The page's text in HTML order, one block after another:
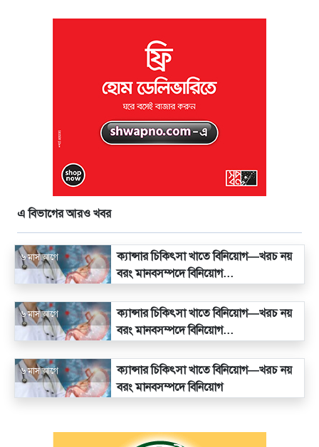
এ বিভাগের আরও খবর
৬ মাস আগে
ক্যান্সার চিকিৎসা খাতে বিনিয়োগ—খরচ নয়
বরং মানবসম্পদে বিনিয়োগ...
৬ মাস আগে
ক্যান্সার চিকিৎসা খাতে বিনিয়োগ—খরচ নয়
বরং মানবসম্পদে বিনিয়োগ...
৬ মাস আগে
ক্যান্সার চিকিৎসা খাতে বিনিয়োগ—খরচ নয়
বরং মানবসম্পদে বিনিয়োগ